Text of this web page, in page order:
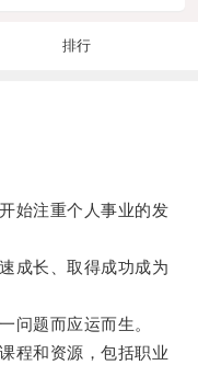
排行
注重个人事业的发
长、取得成功成为
题而应运而生。
和资源，包括职业